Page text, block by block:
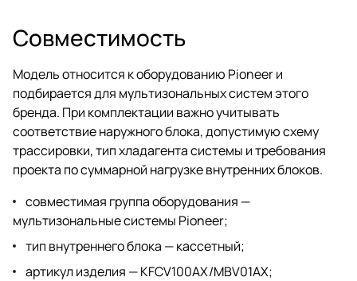
Совместимость
Модель относится к оборудованию Pioneer и
подбирается для мультизональных систем этого
бренда. При комплектации важно учитывать
соответствие наружного блока, допустимую схему
трассировки, тип хладагента системы и требования
проекта по суммарной нагрузке внутренних блоков.
совместимая группа оборудования —
мультизональные системы Pioneer;
тип внутреннего блока — кассетный;
артикул изделия — KFCV100AX/MBV01AX;